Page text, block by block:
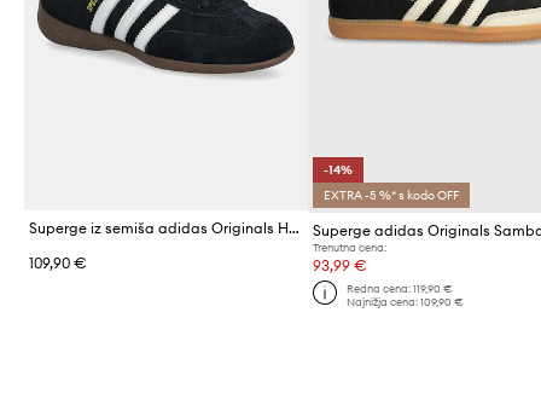
Superge iz semiša adidas Originals Handball Spezial Lo Pro
109,90 €
-14%
EXTRA -5 %* s kodo OFF
Superge adidas Originals
Trenutna cena:
93,99 €
Redna cena: 119,90 €
Najnižja cena: 109,90 €